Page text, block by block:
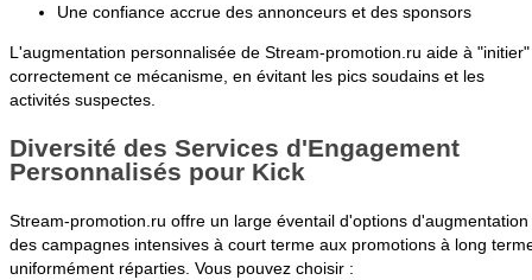
Une confiance accrue des annonceurs et des sponsors
L'augmentation personnalisée de Stream-promotion.ru aide à "initier"
correctement ce mécanisme, en évitant les pics soudains et les
activités suspectes.
Diversité des Services d'Engagement
Personnalisés pour Kick
Stream-promotion.ru offre un large éventail d'options d'augmentation
des campagnes intensives à court terme aux promotions à long
uniformément réparties. Vous pouvez choisir :